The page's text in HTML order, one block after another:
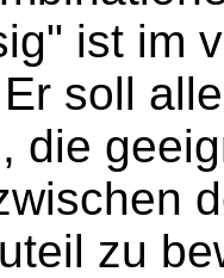
ist im
soll
die
zu